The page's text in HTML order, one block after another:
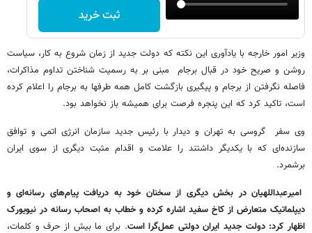
ثبت خرید
وزیر امور خارجه با یادآوری این نکته که دولت جدید از زمان شروع به کار، سیاست
روشن و صریح خود در قبال برجام مبنی بر به رسمیت شناختن تداوم مذاکرات،
فاصله نگرفتن از برجام و پیگیری بازگشت کامل همه طرفها به برجام را اعلام کرده
است، تاکید کرد که این‌ پنجره فرصت برای همیشه باز نخواهد بود.
وی سفر گروسی به تهران و دیدار با رئیس جدید سازمان انرژی اتمی و توافق
سازنده‌ای که با یکدیگر داشتند را علامت و اقدام مثبت دیگری از سوی ایران
برشمرد.
امیرعبداللهیان در بخش دیگری از سخنان خود به دریافت پیام‌های رسانه‌ای و
دیپلماتیک متعارض از کاخ سفید اشاره کرده و خطاب به اصحاب رسانه در نیویورک
اظهار کرد: دولت جدید ایران دولتی عمل‌گرا است. برای ما بیش از حرف و کلمات،